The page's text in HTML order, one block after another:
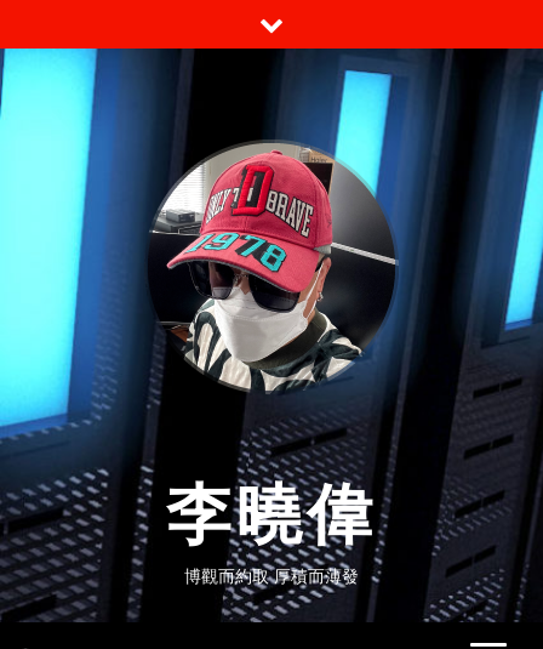
至
内
容
李曉偉
博觀而約取 厚積而薄發